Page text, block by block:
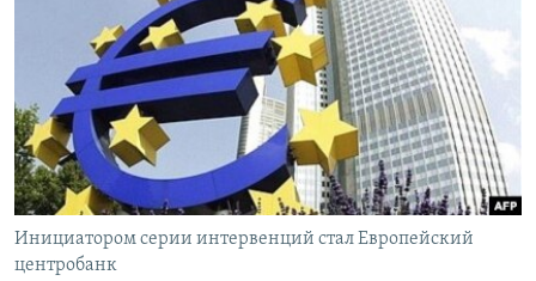
РАСПИСАНИЕ ВЕЩАНИЯ
ПОДПИШИТЕСЬ НА РАССЫЛКУ
СОЦИАЛЬНЫЕ СЕТИ
Инициатором серии интервенций стал Европейский
центробанк